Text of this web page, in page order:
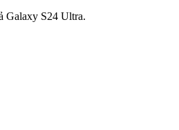
Galaxy S24 Ultra.